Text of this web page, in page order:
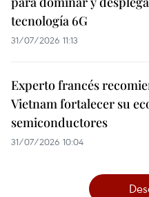
tecnología 6G
31/07/2026 11:13
Experto francés
Vietnam fortalecer su
semiconductores
31/07/2026 10:04